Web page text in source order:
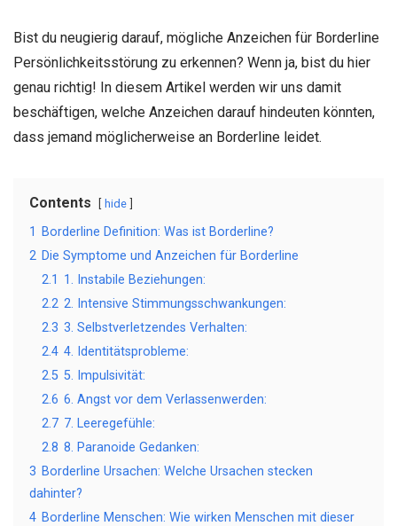
Bist du neugierig darauf, mögliche Anzeichen für Borderline
Persönlichkeitsstörung zu erkennen? Wenn ja, bist du hier
genau richtig! In diesem Artikel werden wir uns damit
beschäftigen, welche Anzeichen darauf hindeuten könnten,
dass jemand möglicherweise an Borderline leidet.
Contents hide
1
Borderline Definition: Was ist Borderline?
2 Die Symptome und Anzeichen für Borderline
2.1 1. Instabile Beziehungen:
2.2 2. Intensive Stimmungsschwankungen:
2.3 3. Selbstverletzendes Verhalten:
2.4 4. Identitätsprobleme:
2.5 5. Impulsivität:
2.6 6. Angst vor dem Verlassenwerden:
2.7 7. Leeregefühle:
2.8 8. Paranoide Gedanken:
3 Borderline Ursachen: Welche Ursachen stecken
dahinter?
4 Borderline Menschen: Wie wirken Menschen mit dieser